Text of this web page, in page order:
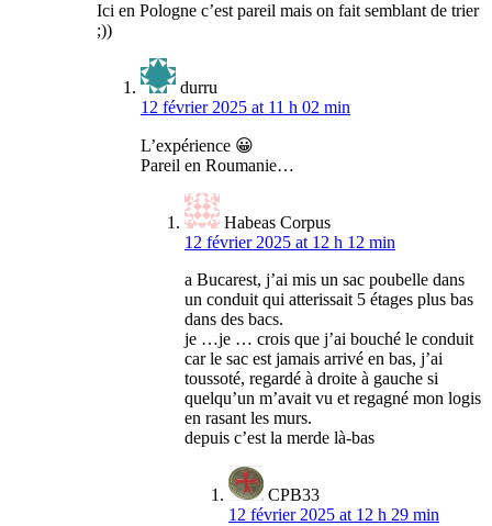
Ici en Pologne c’est pareil mais on fait semblant de trier
;))
durru
12 février 2025 at 11 h 02 min
L’expérience 😀
Pareil en Roumanie…
Habeas Corpus
12 février 2025 at 12 h 12 min
a Bucarest, j’ai mis un sac poubelle dans
un conduit qui atterissait 5 étages plus bas
dans des bacs.
je …je … crois que j’ai bouché le conduit
car le sac est jamais arrivé en bas, j’ai
toussoté, regardé à droite à gauche si
quelqu’un m’avait vu et regagné mon logis
en rasant les murs.
depuis c’est la merde là-bas
CPB33
12 février 2025 at 12 h 29 min